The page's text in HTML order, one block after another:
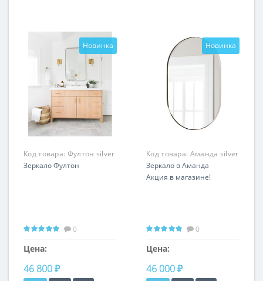
Новинка
Код товара: Фултон silver
Зеркало Фултон
0
Цена:
46 800 ₽
Новинка
Код товара: Аманда silver
Зеркало в Аманда
Акция в магазине!
0
Цена:
46 000 ₽